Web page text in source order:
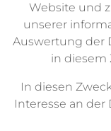
Website und
unserer
Auswertung der
in diesem
In diesen
Interesse an der